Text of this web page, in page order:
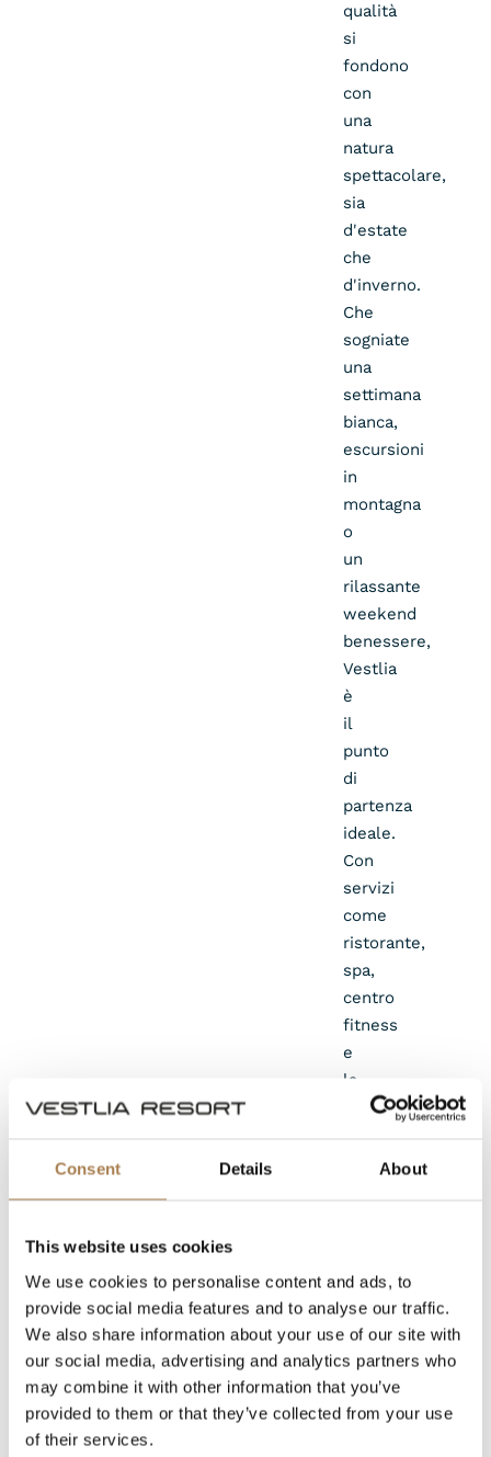
Consent Details About
This website uses cookies
We use cookies to personalise content and ads, to
provide social media features and to analyse our traffic.
We also share information about your use of our site with
our social media, advertising and analytics partners who
may combine it with other information that you’ve
provided to them or that they’ve collected from your use
of their services.
qualità
si
fondono
con
una
natura
spettacolare,
sia
d'estate
che
d'inverno.
Che
sogniate
una
settimana
bianca,
escursioni
in
montagna
o
un
rilassante
weekend
benessere,
Vestlia
è
il
punto
di
partenza
ideale.
Con
servizi
come
ristorante,
spa,
centro
fitness
e
la
vicinanza
impianti
ai
nazionali,
offriamo
un'esperienza
completa